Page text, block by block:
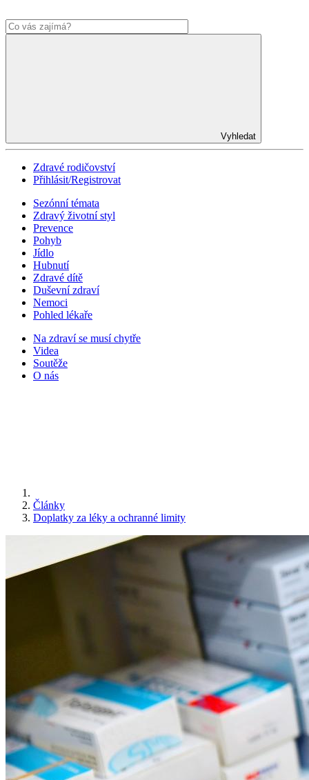
Vyhledat
Zdravé rodičovství
Přihlásit/Registrovat
Sezónní témata
Zdravý životní styl
Prevence
Pohyb
Jídlo
Hubnutí
Zdravé dítě
Duševní zdraví
Nemoci
Pohled lékaře
Na zdraví se musí chytře
Videa
Soutěže
O nás
Články
Doplatky za léky a ochranné limity